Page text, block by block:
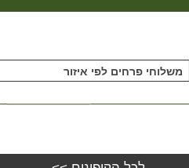
משלוחי פרחים לפי איזור